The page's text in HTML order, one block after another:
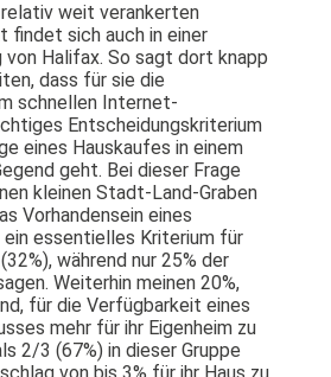
weit verankerten
sich auch in einer
Halifax. So sagt dort knapp
dass für sie die
schnellen Internet-
Entscheidungskriterium
eines Hauskaufes in einem
geht. Bei dieser Frage
kleinen Stadt-Land-Graben
Vorhandensein eines
essentielles Kriterium für
während nur 25% der
Weiterhin meinen 20%,
für die Verfügbarkeit eines
mehr für ihr Eigenheim zu
2/3 (67%) in dieser Gruppe